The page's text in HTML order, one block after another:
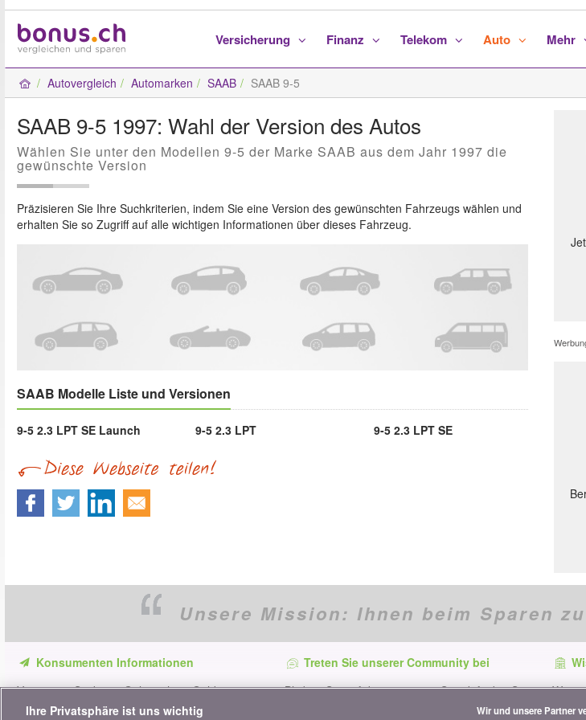
Versicherung Finanz Telekom Auto Mehr
Autovergleich Automarken SAAB SAAB 9-5
SAAB 9-5 1997: Wahl der Version des Autos
Wählen Sie unter den Modellen 9-5 der Marke SAAB aus dem Jahr 1997 die
gewünschte Version
Präzisieren Sie Ihre Suchkriterien, indem Sie eine Version des gewünschten Fahrzeugs wählen und
erhalten Sie so Zugriff auf alle wichtigen Informationen über dieses Fahrzeug.
SAAB Modelle Liste und Versionen
9-5 2.3 LPT SE Launch 9-5 2.3 LPT 9-5 2.3 LPT SE
Unsere Mission: Ihnen beim Sparen
Konsumenten Informationen
Verpassen Sie keine Gelegenheit, Geld zu
sparen. Erhalten Sie unsere Vergleiche,
Treten Sie unserer Community bei
Bleiben Sie auf dem neuesten Stand, finden Sie
alle Ratschläge und Tipps zum Sparen auf:
Wer
Ihre Privatsphäre ist uns wichtig Wir und unsere Partner